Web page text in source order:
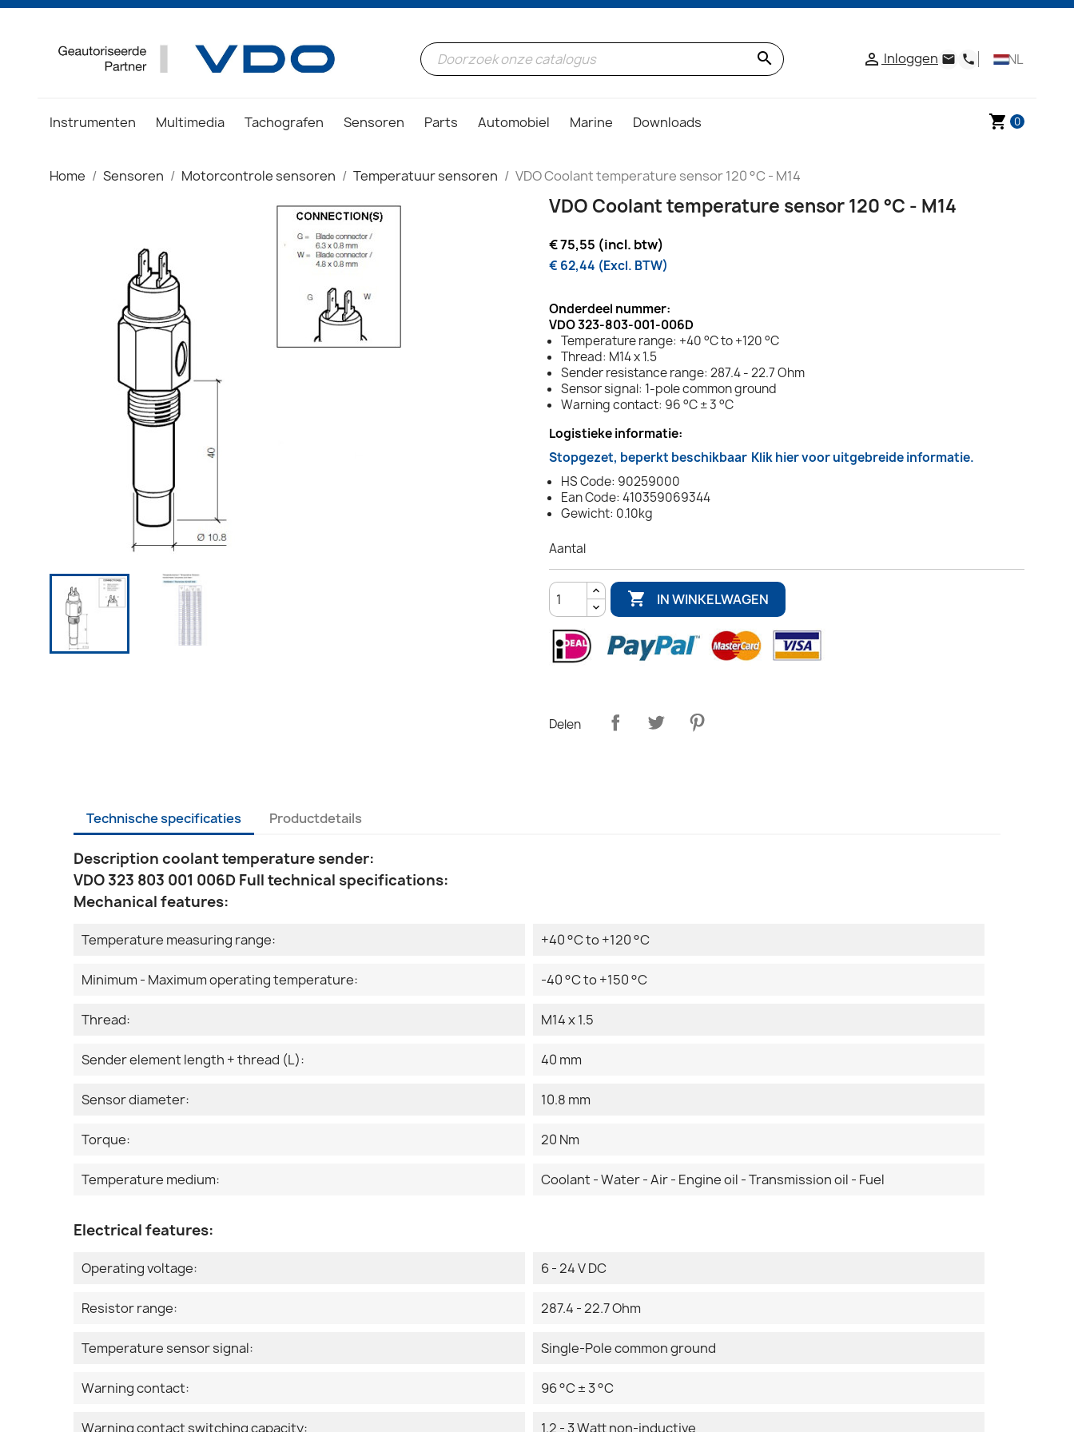
search  Inloggen email phone NL
Instrumenten Multimedia Tachografen Sensoren Parts Automobiel Marine Downloads shopping_cart 0
Home Sensoren Motorcontrole sensoren Temperatuur sensoren VDO Coolant temperature sensor 120 °C - M14
VDO Coolant temperature sensor 120 °C - M14
€ 75,55 (incl. btw)
€ 62,44 (Excl. BTW)
Onderdeel nummer:
VDO 323-803-001-006D
Temperature range: +40 °C to +120 °C
Thread: M14 x 1.5
Sender resistance range: 287.4 - 22.7 Ohm
Sensor signal: 1-pole common ground
Warning contact: 96 °C ± 3 °C
Logistieke informatie:
Stopgezet, beperkt beschikbaar Klik hier voor uitgebreide informatie.
HS Code: 90259000
Ean Code: 410359069344
Gewicht: 0.10kg
Aantal
 IN WINKELWAGEN
Delen
Technische specificaties Productdetails
Description coolant temperature sender:
VDO 323 803 001 006D Full technical specifications:
Mechanical features:
Temperature measuring range: +40 °C to +120 °C
Minimum - Maximum operating temperature: -40 °C to +150 °C
Thread: M14 x 1.5
Sender element length + thread (L): 40 mm
Sensor diameter: 10.8 mm
Torque: 20 Nm
Temperature medium: Coolant - Water - Air - Engine oil - Transmission oil - Fuel
Electrical features:
Operating voltage: 6 - 24 V DC
Resistor range: 287.4 - 22.7 Ohm
Temperature sensor signal: Single-Pole common ground
Warning contact: 96 °C ± 3 °C
Warning contact switching capacity: 1.2 - 3 Watt non-inductive